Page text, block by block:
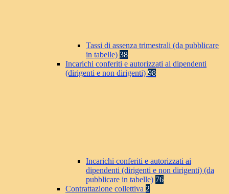
Tassi di assenza trimestrali (da pubblicare
in tabelle) 38
Incarichi conferiti e autorizzati ai dipendenti
(dirigenti e non dirigenti) 98
Incarichi conferiti e autorizzati ai
dipendenti (dirigenti e non dirigenti) (da
pubblicare in tabelle) 76
Contrattazione collettiva 2